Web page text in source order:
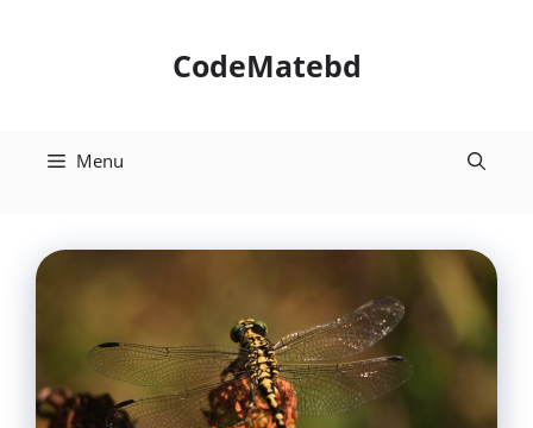
CodeMatebd
Menu